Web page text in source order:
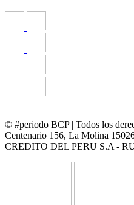
© #periodo BCP | Todos los
Centenario 156, La Molina
CREDITO DEL PERU S.A -